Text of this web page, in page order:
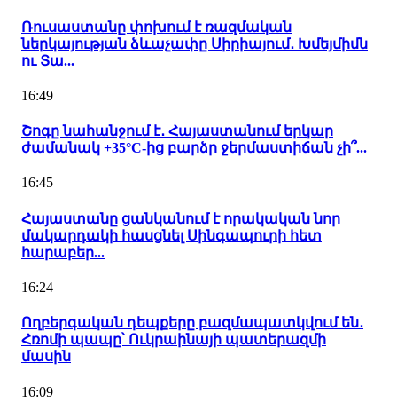
Ռուսաստանը փոխում է ռազմական
ներկայության ձևաչափը Սիրիայում․ Խմեյմիմն
ու Տա...
16:49
Շոգը նահանջում է․ Հայաստանում երկար
ժամանակ +35°C-ից բարձր ջերմաստիճան չի՞...
16:45
Հայաստանը ցանկանում է որակական նոր
մակարդակի հասցնել Սինգապուրի հետ
հարաբեր...
16:24
Ողբերգական դեպքերը բազմապատկվում են․
Հռոմի պապը՝ Ուկրաինայի պատերազմի
մասին
16:09